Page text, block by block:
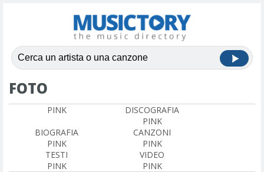
FOTO
PINK
DISCOGRAFIA
PINK
BIOGRAFIA
PINK
CANZONI
PINK
TESTI
PINK
VIDEO
PINK